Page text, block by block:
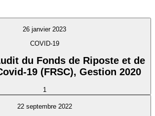
26 janvier 2023
COVID-19
du Fonds de Riposte et de
19 (FRSC), Gestion 2020
1
22 septembre 2022